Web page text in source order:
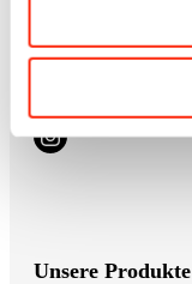
Schreib uns
Unsere Produkte